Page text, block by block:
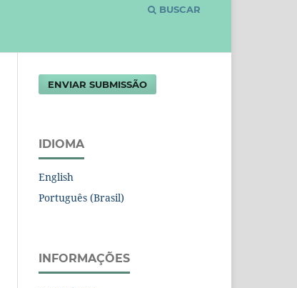
BUSCAR
ENVIAR SUBMISSÃO
IDIOMA
English
Português (Brasil)
INFORMAÇÕES